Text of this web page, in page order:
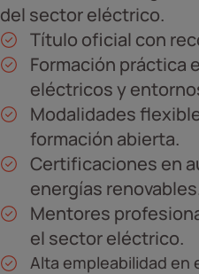
del sector eléctrico.
Título oficial con
Formación práctica
eléctricos y
Modalidades
formación abierta.
Certificaciones en
energías
Mentores
el sector eléctrico.
Alta empleabilidad en